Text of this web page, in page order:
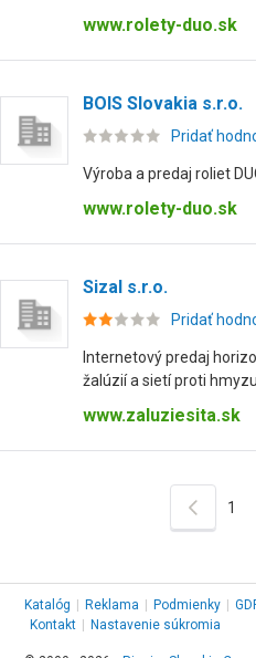
www.rolety-duo.sk
BOIS Slovakia s.r.o.
Pridať
Výroba a predaj roliet
www.rolety-duo.sk
Sizal s.r.o.
Pridať
Internetový predaj
žalúzií a sietí proti
www.zaluziesita.sk
1
Katalóg Reklama Podmienky
Kontakt
Nastavenie súkromia